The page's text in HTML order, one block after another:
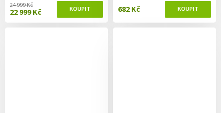
22 999 Kč
24 999 Kč 682 Kč